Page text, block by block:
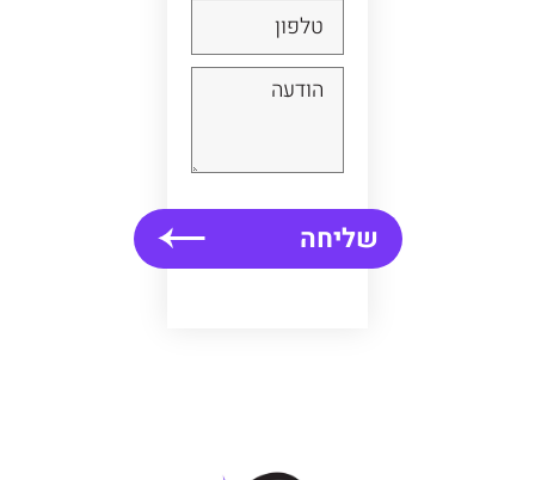
שליחה